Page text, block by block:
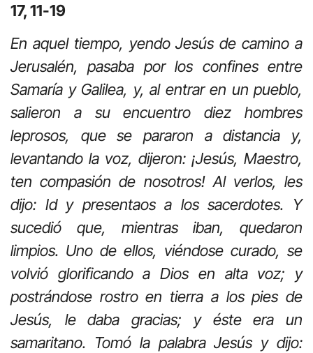
17, 11-19
En aquel tiempo, yendo Jesús de camino a
Jerusalén, pasaba por los confines entre
Samaría y Galilea, y, al entrar en un pueblo,
salieron a su encuentro diez hombres
leprosos, que se pararon a distancia y,
levantando la voz, dijeron: ¡Jesús, Maestro,
ten compasión de nosotros! Al verlos, les
dijo: Id y presentaos a los sacerdotes. Y
sucedió que, mientras iban, quedaron
limpios. Uno de ellos, viéndose curado, se
volvió glorificando a Dios en alta voz; y
postrándose rostro en tierra a los pies de
Jesús, le daba gracias; y éste era un
samaritano. Tomó la palabra Jesús y dijo: